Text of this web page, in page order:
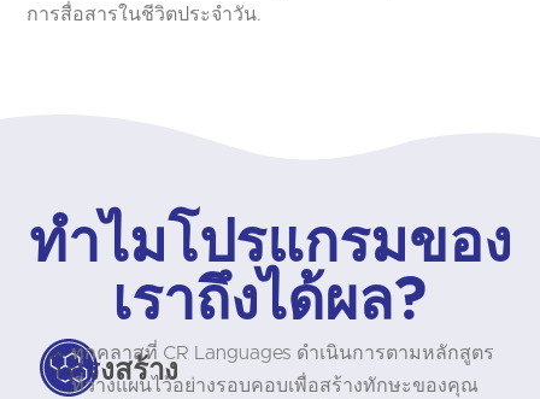
การสื่อสารในชีวิตประจำวัน.
ทำไมโปรแกรมของ
เราถึงได้ผล?
โครงสร้าง
ทุกคลาสที่ CR Languages ดำเนินการตามหลักสูตร
ที่วางแผนไว้อย่างรอบคอบเพื่อสร้างทักษะของคุณ